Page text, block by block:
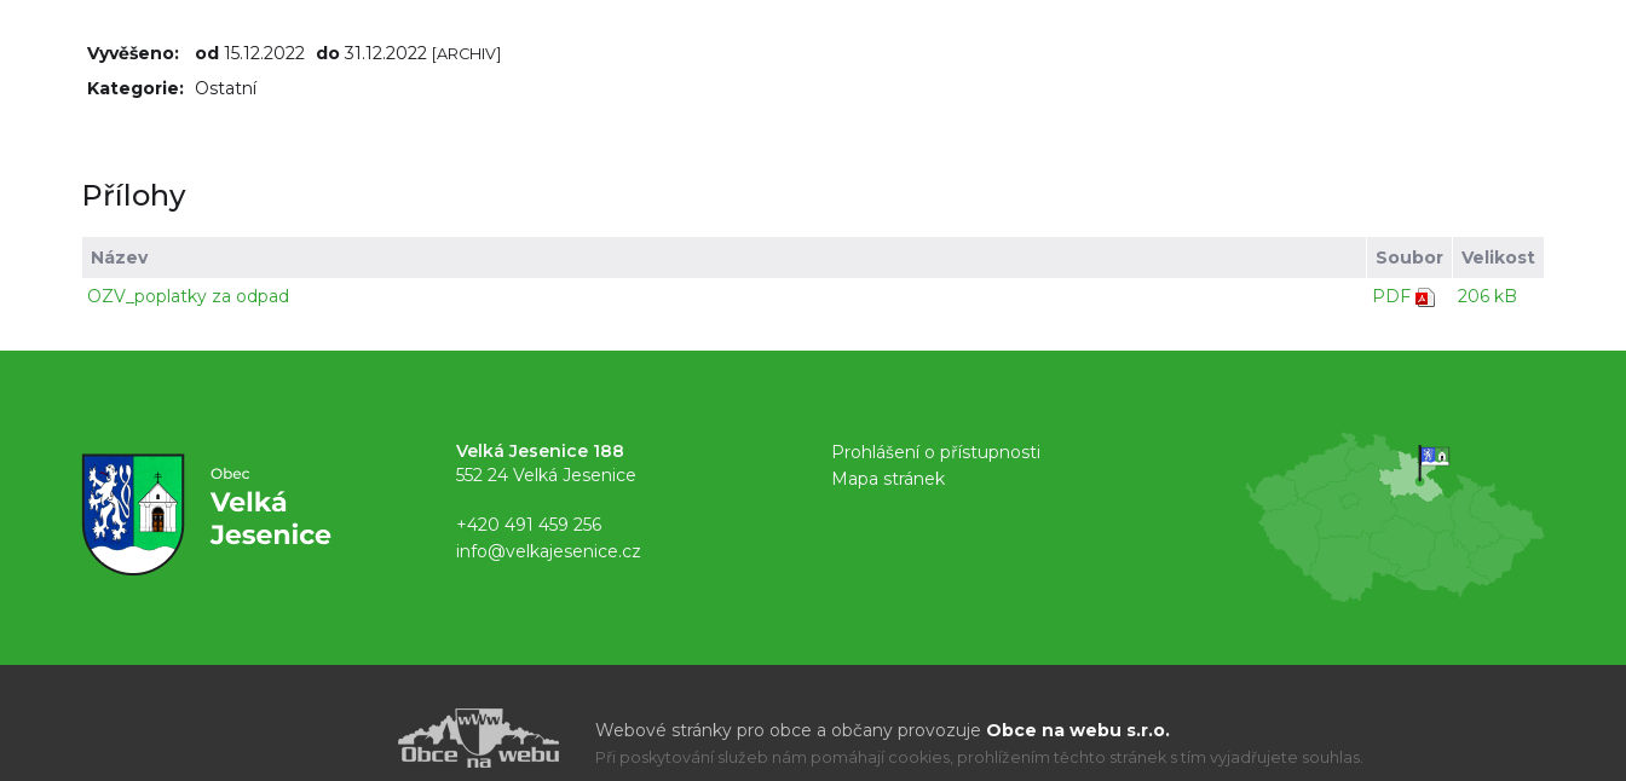
Vyvěšeno: od 15.12.2022 do31.12.2022 [ARCHIV]
Kategorie: Ostatní
Přílohy
Název Soubor
Velikost
OZV_poplatky za odpad
PDF 206 kB
Velká Jesenice 188
552 24 Velká Jesenice
+420 491 459 256
info@velkajesenice.cz
Prohlášení o přístupnosti
Mapa stránek
Webové stránky pro obce a občany provozuje Obce na webu s.r.o.
Při poskytování služeb nám pomáhají cookies, prohlížením těchto stránek s tím vyjadřujete souhlas.